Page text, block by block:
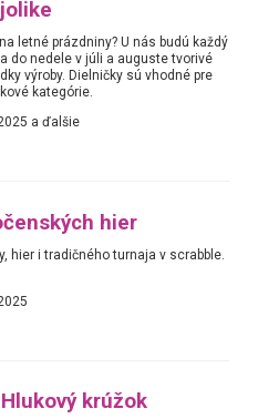
letné prázdniny? U nás budú každý
do nedele v júli a auguste tvorivé
výroby. Dielničky sú vhodné pre
kategórie.
a ďalšie
hier
hier i tradičného turnaja v scrabble.
krúžok